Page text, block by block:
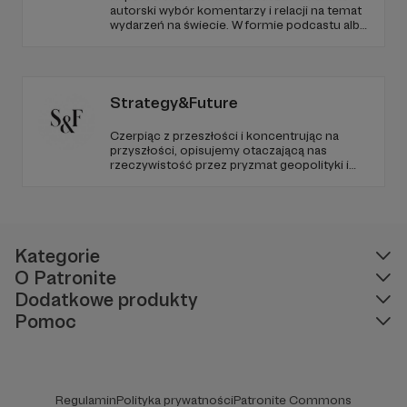
ewidencję naszych pacjentów.
tysiącom opiekunów.
autorski wybór komentarzy i relacji na temat
wydarzeń na świecie. W formie podcastu albo
Strategy&Future
Czerpiąc z przeszłości i koncentrując na
przyszłości, opisujemy otaczającą nas
rzeczywistość przez pryzmat geopolityki i
Kategorie
O Patronite
Dodatkowe produkty
Pomoc
RegulaminPolityka prywatnościPatronite Commons